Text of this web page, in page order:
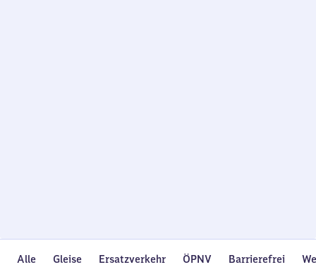
Alle Gleise Ersatzverkehr ÖPNV Barrierefrei